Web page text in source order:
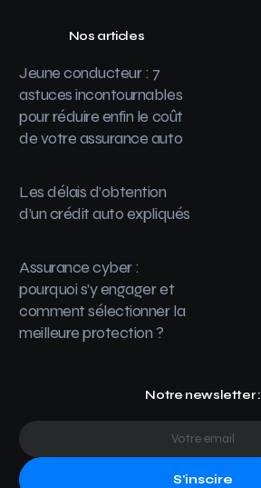
Nos articles
Jeune conducteur : 7
astuces incontournables
pour réduire enfin le coût
de votre assurance auto
Les délais d’obtention
d’un crédit auto expliqués
Assurance cyber :
pourquoi s’y engager et
comment sélectionner la
meilleure protection ?
Notre newsletter :
S'inscire